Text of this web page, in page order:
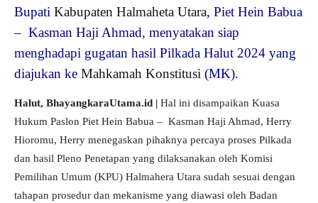
Bupati Kabupaten Halmaheta Utara, Piet Hein Babua
– Kasman Haji Ahmad, menyatakan siap
menghadapi gugatan hasil Pilkada Halut 2024 yang
diajukan ke Mahkamah Konstitusi (MK).
Halut, BhayangkaraUtama.id | Hal ini disampaikan Kuasa
Hukum Paslon Piet Hein Babua – Kasman Haji Ahmad, Herry
Hioromu, Herry menegaskan pihaknya percaya proses Pilkada
dan hasil Pleno Penetapan yang dilaksanakan oleh Komisi
Pemilihan Umum (KPU) Halmahera Utara sudah sesuai dengan
tahapan prosedur dan mekanisme yang diawasi oleh Badan